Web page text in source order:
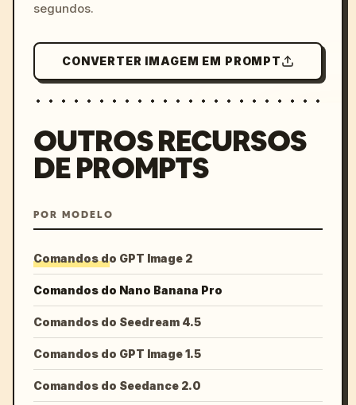
segundos.
CONVERTER IMAGEM EM PROMPT
OUTROS RECURSOS
DE PROMPTS
POR MODELO
Comandos do GPT Image 2
Comandos do Nano Banana Pro
Comandos do Seedream 4.5
Comandos do GPT Image 1.5
Comandos do Seedance 2.0